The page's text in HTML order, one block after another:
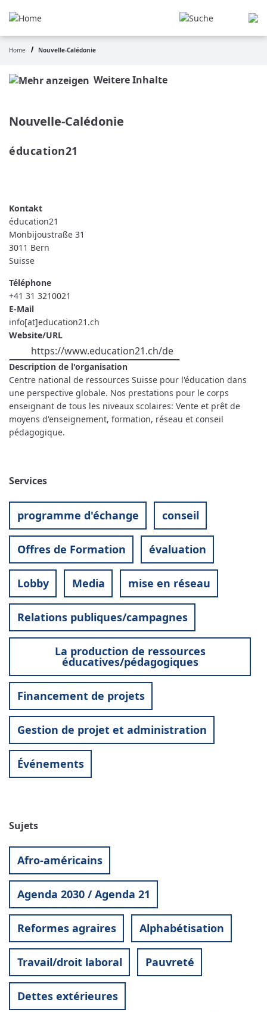
au
principal
Fil
d'Ariane
Home Nouvelle-Calédonie
Weitere Inhalte
Nouvelle-Calédonie
éducation21
éducation21
Monbijoustraße 31
3011 Bern
Suisse
Téléphone
+41 31 3210021
E-Mail
info[at]education21.ch
Website/URL
https://www.education21.ch/de
Description de l'organisation
Centre national de ressources Suisse pour l'éducation dans
une perspective globale. Nos prestations pour le corps
enseignant de tous les niveaux scolaires: Vente et prêt de
moyens d'enseignement, formation, réseau et conseil
pédagogique.
Services
programme d'échange conseil
Offres de Formation évaluation
Lobby Media mise en réseau
Relations publiques/campagnes
La production de ressources
éducatives/pédagogiques
Financement de projets
Gestion de projet et administration
Événements
Sujets
Afro-américains
Agenda 2030 / Agenda 21
Reformes agraires Alphabétisation
Travail/droit laboral Pauvreté
Dettes extérieures